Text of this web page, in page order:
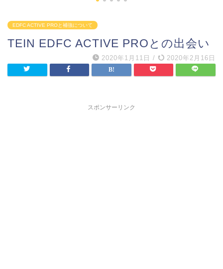
EDFC ACTIVE PROと補強について
TEIN EDFC ACTIVE PROとの出会い
2020年1月11日 / 2020年2月16日
スポンサーリンク